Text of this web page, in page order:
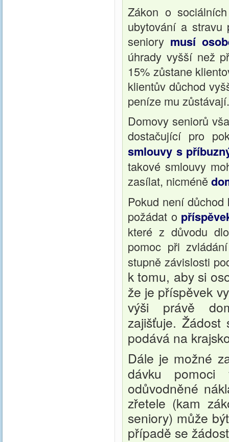
Zákon o
ubytování a stravu
seniory musí
úhrady vyšší než
15% zůstane
klientův důchod
peníze mu zůstávají.
Domovy seniorů
dostačující pro
smlouvy s
takové smlouvy
zasílat, nicméně
Pokud není
požádat o
které z důvodu
pomoc při
stupně závislosti
k tomu, aby si
že je příspěvek
výši právě
zajišťuje.Žádost
podává na
Dále je možné
dávku
odůvodněné
zřetele (kam
seniory) může
případě se